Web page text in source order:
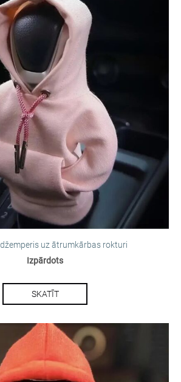
uz ātrumkārbas rokturi
Izpārdots
SKATĪT